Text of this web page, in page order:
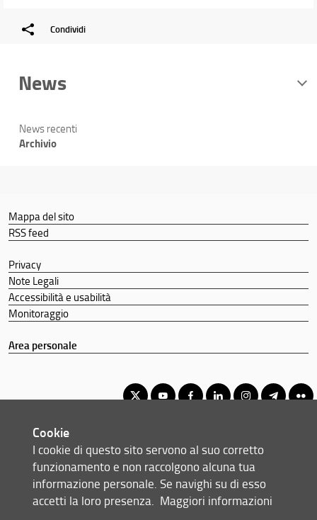
Condividi
News
News recenti
Archivio
Mappa del sito
RSS feed
Privacy
Note Legali
Accessibilità e usabilità
Monitoraggio
Area personale
Corso di Laurea Magistrale a Ciclo Unico in Medicina e Chirurgia
© Copyright 2012-2026 Università degli Studi di Firenze UNIFI
P.IVA/Cod.Fis 01279680480
Largo Brambilla, 3 - 50134 Firenze (FI)
Cookie
I cookie di questo sito servono al suo corretto
funzionamento e non raccolgono alcuna tua
informazione personale. Se navighi su di esso
accetti la loro presenza. Maggiori informazioni